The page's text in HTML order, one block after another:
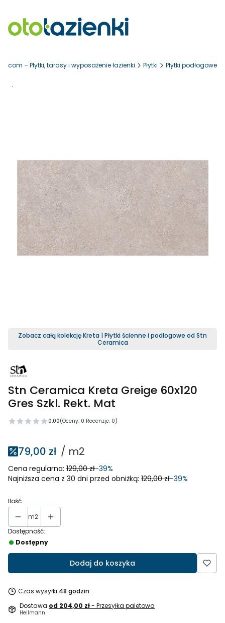
– Płytki, tarasy i wyposażenie łazienki Płytki Płytki podłogowe
Promocja
Zobacz całą kolekcję Kreta | Płytki ścienne i podłogowe od Stn
Ceramica
Stn Ceramica Kreta Greige 60x120
Gres Szkl. Rekt. Mat
0.00(Oceny: 0 Recenzje: 0)
79,00 zł / m2
Cena regularna: 129,00 zł-39%
Najniższa cena z 30 dni przed obniżką: 129,00 zł-39%
Ilość
m2
Dostępność:
Dostępny
Dodaj do koszyka
Czas wysyłki:48 godzin
Dostawa od 204,00 zł- Przesyłka paletowa
Hellmann